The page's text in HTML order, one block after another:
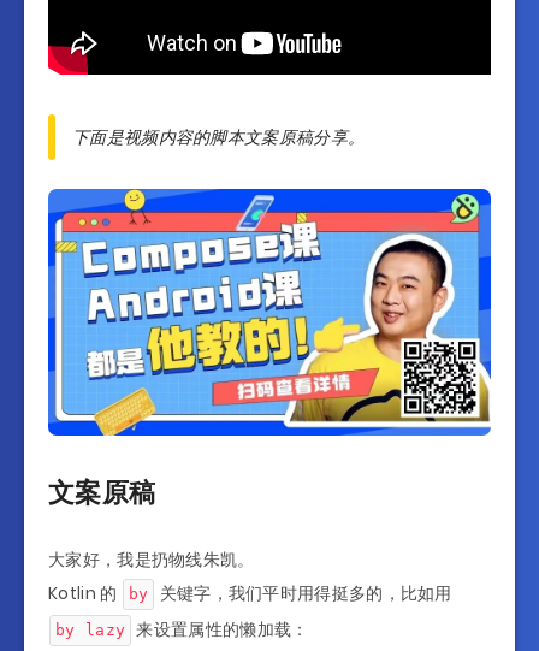
下面是视频内容的脚本文案原稿分享。
文案原稿
大家好，我是扔物线朱凯。
Kotlin 的
by 关键字，我们平时用得挺多的，比如用
by lazy 来设置属性的懒加载：